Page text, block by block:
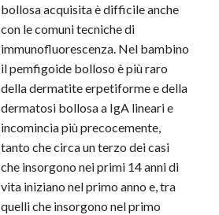
bollosa acquisita è difficile anche
con le comuni tecniche di
immunofluorescenza. Nel bambino
il pemfigoide bolloso è più raro
della dermatite erpetiforme e della
dermatosi bollosa a IgA lineari e
incomincia più precocemente,
tanto che circa un terzo dei casi
che insorgono nei primi 14 anni di
vita iniziano nel primo anno e, tra
quelli che insorgono nel primo